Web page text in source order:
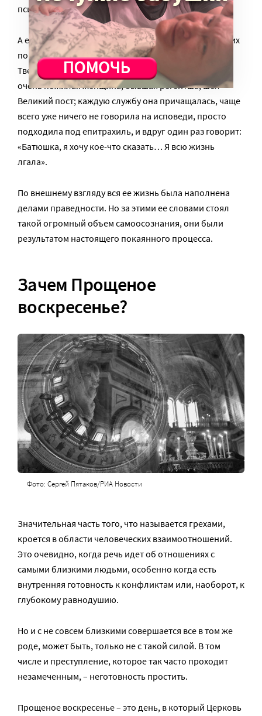
психологические новеллы – но это не покаяние.
А есть люди, которые не умеют исповедоваться, но их
покаяние настоящее. Я помню, когда служил в
Тверской области, у нас была одна замечательная
очень пожилая женщина, бывшая регентша; шел
Великий пост; каждую службу она причащалась, чаще
всего уже ничего не говорила на исповеди, просто
подходила под епитрахиль, и вдруг один раз говорит:
«Батюшка, я хочу кое-что сказать… Я всю жизнь
лгала».
По внешнему взгляду вся ее жизнь была наполнена
делами праведности. Но за этими ее словами стоял
такой огромный объем самоосознания, они были
результатом настоящего покаянного процесса.
Зачем Прощеное
воскресенье?
Фото: Сергей Пятаков/РИА Новости
Значительная часть того, что называется грехами,
кроется в области человеческих взаимоотношений.
Это очевидно, когда речь идет об отношениях с
самыми близкими людьми, особенно когда есть
внутренняя готовность к конфликтам или, наоборот, к
глубокому равнодушию.
Но и с не совсем близкими совершается все в том же
роде, может быть, только не с такой силой. В том
числе и преступление, которое так часто проходит
незамеченным, – неготовность простить.
Прощеное воскресенье – это день, в который Церковь